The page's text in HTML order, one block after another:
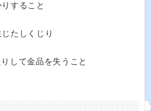
すること
たしくじり
して金品を失うこと